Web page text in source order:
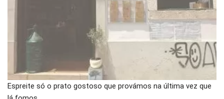
Espreite só o prato gostoso que provámos na última vez que